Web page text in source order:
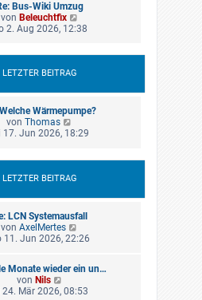
Bus-Wiki Umzug
von Beleuchtfix
e
r
B
e
i
t
a
2. Aug 2026, 12:38
LETZTER BEITRAG
Wärmepumpe?
vonThomas
e
t
r
B
e
i
t
a
17. Jun 2026, 18:29
LETZTER BEITRAG
LCN Systemausfall
vonAxelMertes
e
s
e
11. Jun 2026, 22:26
Monate wieder ein un…
von Nils
e
24. Mär 2026, 08:53